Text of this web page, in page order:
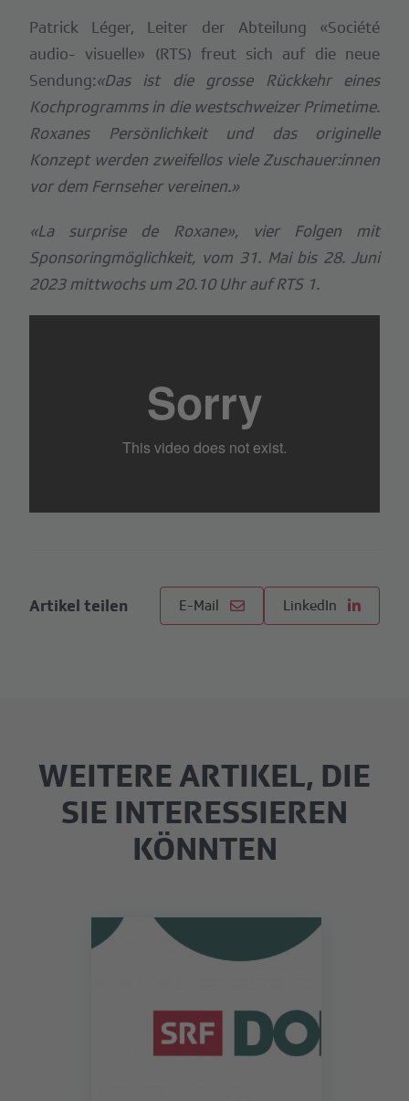
Patrick Léger, Leiter der Abteilung «Société
audio- visuelle» (RTS) freut sich auf die neue
Sendung:«Das ist die grosse Rückkehr eines
Kochprogramms in die westschweizer Primetime.
Roxanes Persönlichkeit und das originelle
Konzept werden zweifellos viele Zuschauer:innen
vor dem Fernseher vereinen.»
«La surprise de Roxane», vier Folgen mit
Sponsoringmöglichkeit, vom 31. Mai bis 28. Juni
2023 mittwochs um 20.10 Uhr auf RTS 1.
Artikel teilen E-Mail LinkedIn
WEITERE ARTIKEL, DIE
SIE INTERESSIEREN
KÖNNTEN